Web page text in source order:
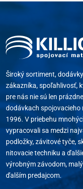
Široký sortiment,
zákazníka, spoľahlivosť,
pre nás nie sú len
dodávkach spojovacieho
1996. V priebehu
vypracovali sa medzi
podložky, závitové tyče,
nitovacie techniku a
výrobným závodom,
ďalším predajcom.